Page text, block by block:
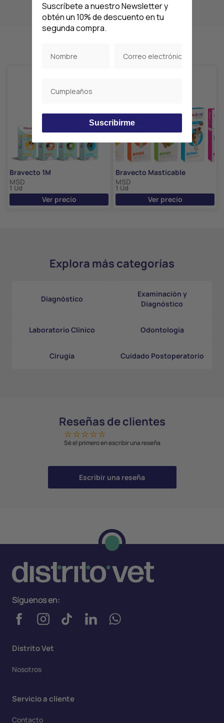
Productos relacionados
Bravecto 1M
MSD
1 Ud
Ver precio
Bravecto Masticable
MSD
1 Ud
Ver precio
Explora más categorías
Diagnóstico
Examinación y
Diagnóstico
Laboratorio Clínico Odontología
Cirugía Cuidado Postoperatorio
Reseñas de clientes
Sé el primero en escribir una reseña
Escribir una reseña
Distrito Vet
Nosotros
Servicio a cliente
Contacto
Síguenos en:
Suscríbete a nuestro Newsletter y
obtén un 10% de descuento en tu
segunda compra.
Suscribirme